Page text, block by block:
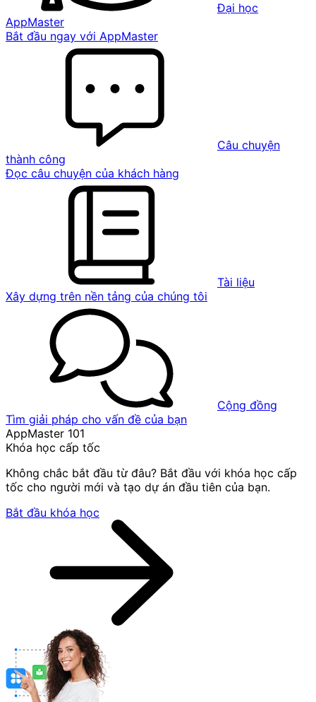
Đại học
AppMaster
Bắt đầu ngay với AppMaster
Câu chuyện
thành công
Đọc câu chuyện của khách hàng
Tài liệu
Xây dựng trên nền tảng của chúng tôi
Cộng đồng
Tìm giải pháp cho vấn đề của bạn
AppMaster 101
Khóa học cấp tốc
Không chắc bắt đầu từ đâu? Bắt đầu với khóa học cấp
tốc cho người mới và tạo dự án đầu tiên của bạn.
Bắt đầu khóa học